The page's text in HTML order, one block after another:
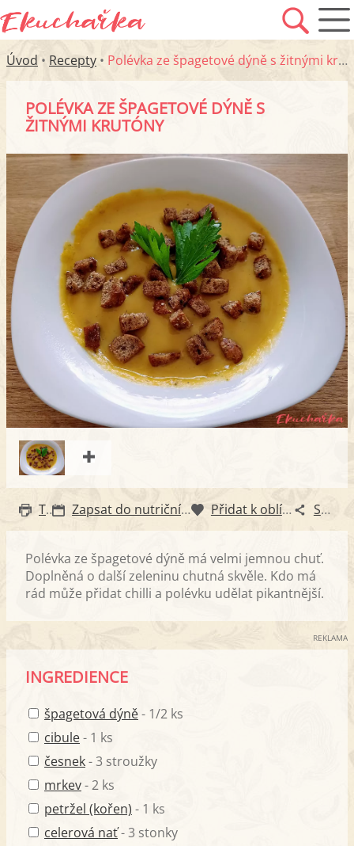
Úvod • Recepty • Polévka ze špagetové dýně s žitnými krutóny
POLÉVKA ZE ŠPAGETOVÉ DÝNĚ S
ŽITNÝMI KRUTÓNY
Tisk Zapsat do nutričního diáře Přidat k oblíbeným Sdílet
Polévka ze špagetové dýně má velmi jemnou chuť.
Doplněná o další zeleninu chutná skvěle. Kdo má
rád může přidat chilli a polévku udělat pikantnější.
REKLAMA
INGREDIENCE
špagetová dýně- 1/2 ks
cibule- 1 ks
česnek- 3 stroužky
mrkev- 2 ks
petržel (kořen) - 1 ks
celerová nať- 3 stonky